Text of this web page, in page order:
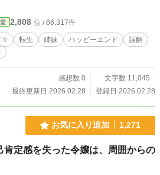
2,808 位 / 66,317件
転生 姉妹 ハッピーエンド
誤解
感想数 0
文字数 11,045
最終更新日 2026.02.28
登録日 2026.02.28
お気に入り追加 1,271
肯定感を失った令嬢は、周囲からの